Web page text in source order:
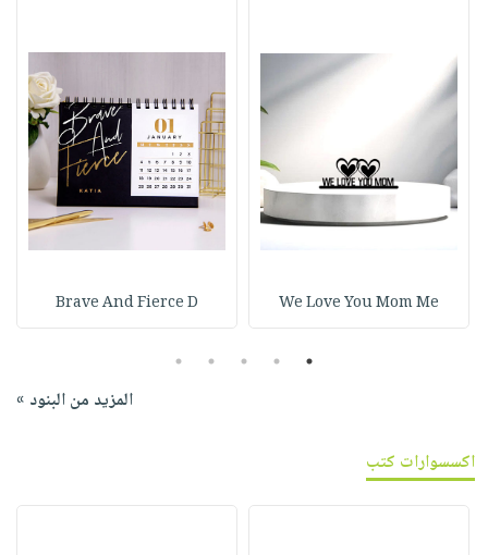
We Love You Mom Me
Brave And Fierce D
1
2
3
4
5
المزيد من البنود »
اكسسوارات كتب